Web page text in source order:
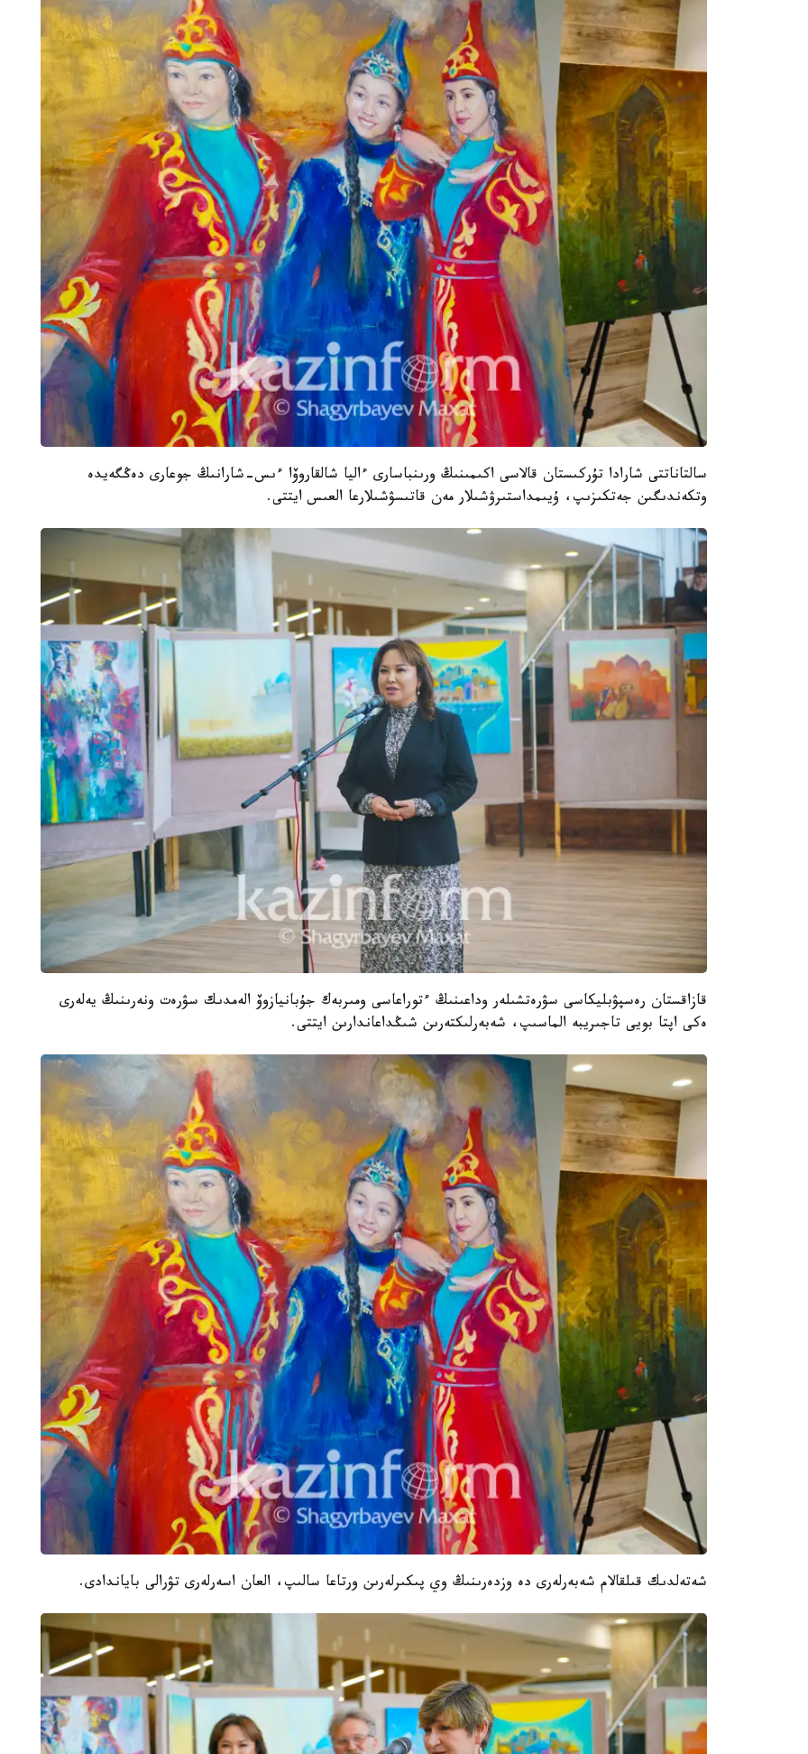
سالتاناتتى شارادا تۇركىستان قالاسى اكىمىنىڭ ورىنباسارى ءاليا شالقاروۆا ءىس-شارانىڭ جوعارى دەڭگەيدە
وتكەندىگىن جەتكىزىپ، ۇيىمداستىرۋشىلار مەن قاتىسۋشىلارعا العىس ايتتى.
قازاقستان رەسپۋبليكاسى سۋرەتشىلەر وداعىنىڭ ءتوراعاسى ومىربەك جۇبانيازوۆ الەمدىك سۋرەت ونەرىنىڭ يەلەرى
ەكى اپتا بويى تاجىريبە الماسىپ، شەبەرلىكتەرىن شىڭداعاندارىن ايتتى.
شەتەلدىك قىلقالام شەبەرلەرى دە وزدەرىنىڭ وي پىكىرلەرىن ورتاعا سالىپ، العان اسەرلەرى تۋرالى باياندادى.